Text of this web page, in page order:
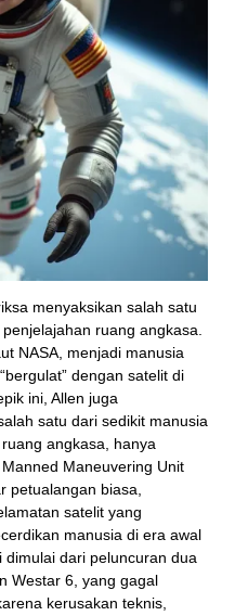
menyaksikan salah satu
ruang angkasa.
NASA, menjadi manusia
dengan satelit di
ini, Allen juga
satu dari sedikit manusia
angkasa, hanya
Maneuvering Unit
petualangan biasa,
satelit yang
manusia di era awal
dari peluncuran dua
Westar 6, yang gagal
kerusakan teknis,